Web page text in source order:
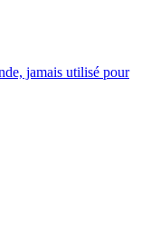
jamais utilisé pour